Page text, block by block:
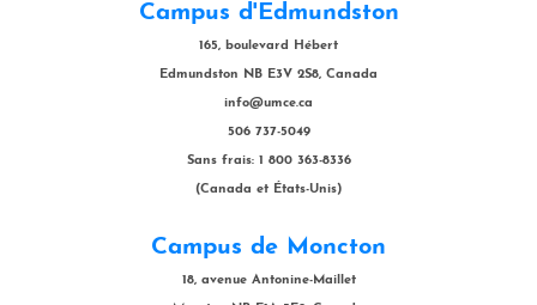
Campus d'Edmundston
165, boulevard Hébert
Edmundston NB E3V 2S8, Canada
info@umce.ca
506 737-5049
Sans frais: 1 800 363-8336
(Canada et États-Unis)
Campus de Moncton
18, avenue Antonine-Maillet